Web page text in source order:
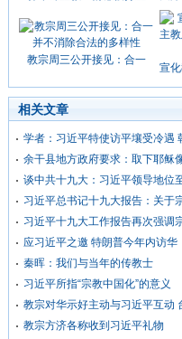
教宗周三公开接见：合一
宣
相关文章
学者：习近平特使访平壤受冷遇
余干县地方政府要求：取下耶稣
谈中共十九大：习近平领导地位
习近平总书记十九大报告：关于
习近平十九大工作报告再次强调
应习近平之邀 特朗普今年内访华
秦晖：我们与当年的传教士
习近平所指“宗教中国化”的意义
教宗对华示好主动与习近平互动
教宗方济各称收到习近平礼物